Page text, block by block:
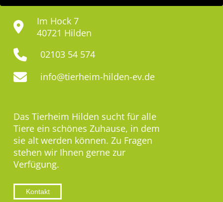
Im Hock 7
40721 Hilden
02103 54 574
info@tierheim-hilden-ev.de
Das Tierheim Hilden sucht für alle
Tiere ein schönes Zuhause, in dem
sie alt werden können. Zu Fragen
stehen wir Ihnen gerne zur
Verfügung.
Kontakt